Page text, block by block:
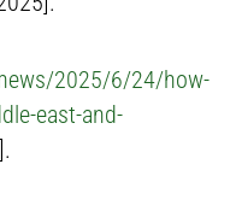
2025/6/24/how-
east-and-